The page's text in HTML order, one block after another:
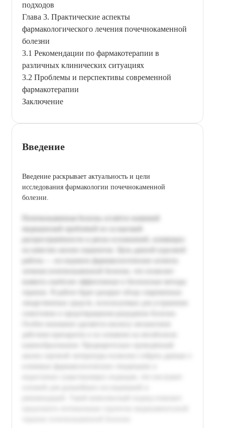
подходов
Глава 3. Практические аспекты
фармакологического лечения почечнокаменной
болезни
3.1 Рекомендации по фармакотерапии в
различных клинических ситуациях
3.2 Проблемы и перспективы современной
фармакотерапии
Заключение
Введение
Введение раскрывает актуальность и цели
исследования фармакологии почечнокаменной
болезни.